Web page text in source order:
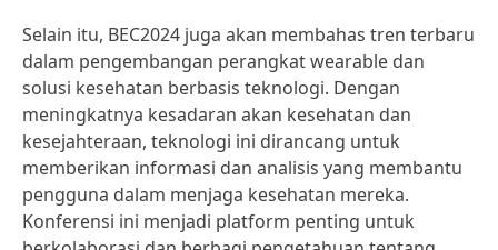
Selain itu, BEC2024 juga akan membahas tren terbaru
dalam pengembangan perangkat wearable dan
solusi kesehatan berbasis teknologi. Dengan
meningkatnya kesadaran akan kesehatan dan
kesejahteraan, teknologi ini dirancang untuk
memberikan informasi dan analisis yang membantu
pengguna dalam menjaga kesehatan mereka.
Konferensi ini menjadi platform penting untuk